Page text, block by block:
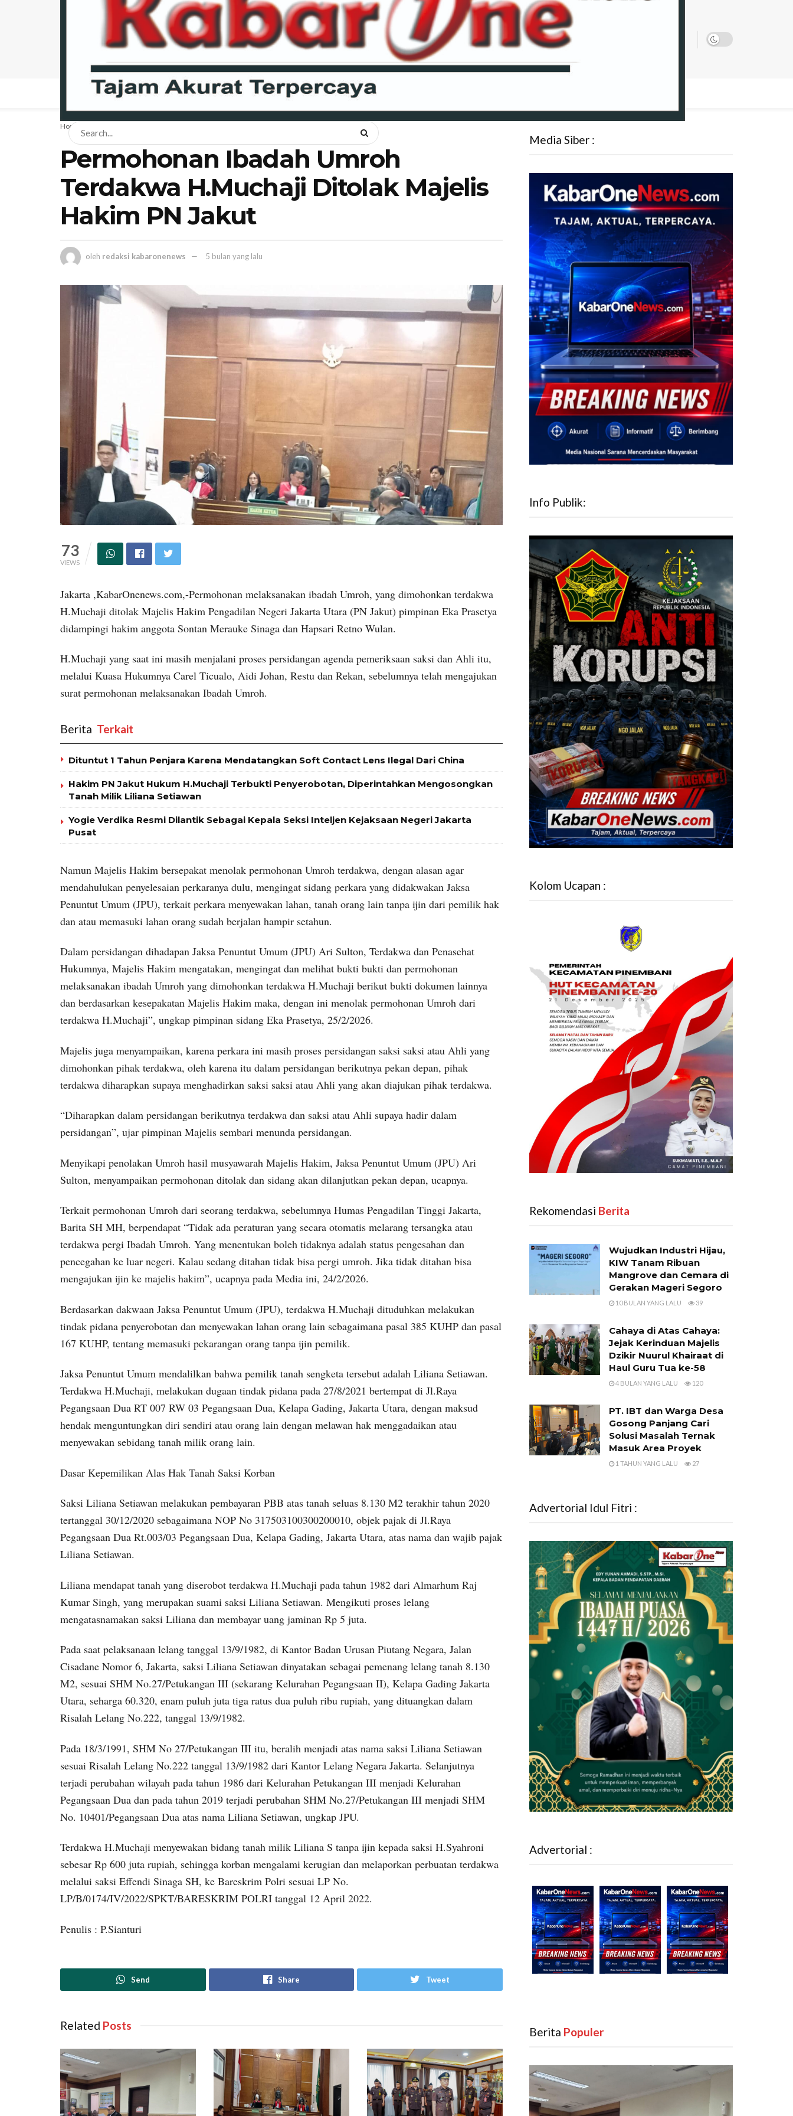
BERANDA NEWS BISNIS EKONOMI HANKAM OPINI HUKUM
Home
Permohonan Ibadah Umroh
Terdakwa H.Muchaji Ditolak Majelis
Hakim PN Jakut
oleh redaksi kabaronenews 5 bulan yang lalu
73
VIEWS
Jakarta ,KabarOnenews.com,-Permohonan melaksanakan ibadah Umroh, yang dimohonkan terdakwa
H.Muchaji ditolak Majelis Hakim Pengadilan Negeri Jakarta Utara (PN Jakut) pimpinan Eka Prasetya
didampingi hakim anggota Sontan Merauke Sinaga dan Hapsari Retno Wulan.
H.Muchaji yang saat ini masih menjalani proses persidangan agenda pemeriksaan saksi dan Ahli itu,
melalui Kuasa Hukumnya Carel Ticualo, Aidi Johan, Restu dan Rekan, sebelumnya telah mengajukan
surat permohonan melaksanakan Ibadah Umroh.
Berita ‎ Terkait
Dituntut 1 Tahun Penjara Karena Mendatangkan Soft Contact Lens Ilegal Dari China
Hakim PN Jakut Hukum H.Muchaji Terbukti Penyerobotan, Diperintahkan Mengosongkan
Tanah Milik Liliana Setiawan
Yogie Verdika Resmi Dilantik Sebagai Kepala Seksi Inteljen Kejaksaan Negeri Jakarta
Pusat
Namun Majelis Hakim bersepakat menolak permohonan Umroh terdakwa, dengan alasan agar
mendahulukan penyelesaian perkaranya dulu, mengingat sidang perkara yang didakwakan Jaksa
Penuntut Umum (JPU), terkait perkara menyewakan lahan, tanah orang lain tanpa ijin dari pemilik hak
dan atau memasuki lahan orang sudah berjalan hampir setahun.
Dalam persidangan dihadapan Jaksa Penuntut Umum (JPU) Ari Sulton, Terdakwa dan Penasehat
Hukumnya, Majelis Hakim mengatakan, mengingat dan melihat bukti bukti dan permohonan
melaksanakan ibadah Umroh yang dimohonkan terdakwa H.Muchaji berikut bukti dokumen lainnya
dan berdasarkan kesepakatan Majelis Hakim maka, dengan ini menolak permohonan Umroh dari
terdakwa H.Muchaji”, ungkap pimpinan sidang Eka Prasetya, 25/2/2026.
Majelis juga menyampaikan, karena perkara ini masih proses persidangan saksi saksi atau Ahli yang
dimohonkan pihak terdakwa, oleh karena itu dalam persidangan berikutnya pekan depan, pihak
terdakwa diharapkan supaya menghadirkan saksi saksi atau Ahli yang akan diajukan pihak terdakwa.
“Diharapkan dalam persidangan berikutnya terdakwa dan saksi atau Ahli supaya hadir dalam
persidangan”, ujar pimpinan Majelis sembari menunda persidangan.
Menyikapi penolakan Umroh hasil musyawarah Majelis Hakim, Jaksa Penuntut Umum (JPU) Ari
Sulton, menyampaikan permohonan ditolak dan sidang akan dilanjutkan pekan depan, ucapnya.
Terkait permohonan Umroh dari seorang terdakwa, sebelumnya Humas Pengadilan Tinggi Jakarta,
Barita SH MH, berpendapat “Tidak ada peraturan yang secara otomatis melarang tersangka atau
terdakwa pergi Ibadah Umroh. Yang menentukan boleh tidaknya adalah status pengesahan dan
pencegahan ke luar negeri. Kalau sedang ditahan tidak bisa pergi umroh. Jika tidak ditahan bisa
mengajukan ijin ke majelis hakim”, ucapnya pada Media ini, 24/2/2026.
Berdasarkan dakwaan Jaksa Penuntut Umum (JPU), terdakwa H.Muchaji dituduhkan melakukan
tindak pidana penyerobotan dan menyewakan lahan orang lain sebagaimana pasal 385 KUHP dan pasal
167 KUHP, tentang memasuki pekarangan orang tanpa ijin pemilik.
Jaksa Penuntut Umum mendalilkan bahwa pemilik tanah sengketa tersebut adalah Liliana Setiawan.
Terdakwa H.Muchaji, melakukan dugaan tindak pidana pada 27/8/2021 bertempat di Jl.Raya
Pegangsaan Dua RT 007 RW 03 Pegangsaan Dua, Kelapa Gading, Jakarta Utara, dengan maksud
hendak menguntungkan diri sendiri atau orang lain dengan melawan hak menggadaikan atau
menyewakan sebidang tanah milik orang lain.
Dasar Kepemilikan Alas Hak Tanah Saksi Korban
Saksi Liliana Setiawan melakukan pembayaran PBB atas tanah seluas 8.130 M2 terakhir tahun 2020
tertanggal 30/12/2020 sebagaimana NOP No 317503100300200010, objek pajak di Jl.Raya
Pegangsaan Dua Rt.003/03 Pegangsaan Dua, Kelapa Gading, Jakarta Utara, atas nama dan wajib pajak
Liliana Setiawan.
Liliana mendapat tanah yang diserobot terdakwa H.Muchaji pada tahun 1982 dari Almarhum Raj
Kumar Singh, yang merupakan suami saksi Liliana Setiawan. Mengikuti proses lelang
mengatasnamakan saksi Liliana dan membayar uang jaminan Rp 5 juta.
Pada saat pelaksanaan lelang tanggal 13/9/1982, di Kantor Badan Urusan Piutang Negara, Jalan
Cisadane Nomor 6, Jakarta, saksi Liliana Setiawan dinyatakan sebagai pemenang lelang tanah 8.130
M2, sesuai SHM No.27/Petukangan III (sekarang Kelurahan Pegangsaan II), Kelapa Gading Jakarta
Utara, seharga 60.320, enam puluh juta tiga ratus dua puluh ribu rupiah, yang dituangkan dalam
Risalah Lelang No.222, tanggal 13/9/1982.
Pada 18/3/1991, SHM No 27/Petukangan III itu, beralih menjadi atas nama saksi Liliana Setiawan
sesuai Risalah Lelang No.222 tanggal 13/9/1982 dari Kantor Lelang Negara Jakarta. Selanjutnya
terjadi perubahan wilayah pada tahun 1986 dari Kelurahan Petukangan III menjadi Kelurahan
Pegangsaan Dua dan pada tahun 2019 terjadi perubahan SHM No.27/Petukangan III menjadi SHM
No. 10401/Pegangsaan Dua atas nama Liliana Setiawan, ungkap JPU.
Terdakwa H.Muchaji menyewakan bidang tanah milik Liliana S tanpa ijin kepada saksi H.Syahroni
sebesar Rp 600 juta rupiah, sehingga korban mengalami kerugian dan melaporkan perbuatan terdakwa
melalui saksi Effendi Sinaga SH, ke Bareskrim Polri sesuai LP No.
LP/B/0174/IV/2022/SPKT/BARESKRIM POLRI tanggal 12 April 2022.
Penulis : P.Sianturi
Send Share Tweet
Related ‎ Posts
Media Siber :
Info Publik:
Kolom Ucapan :
Rekomendasi ‎ Berita
Wujudkan Industri Hijau,
KIW Tanam Ribuan
Mangrove dan Cemara di
Gerakan Mageri Segoro
10 BULAN YANG LALU 39
Cahaya di Atas Cahaya:
Jejak Kerinduan Majelis
Dzikir Nuurul Khairaat di
Haul Guru Tua ke-58
4 BULAN YANG LALU 120
PT. IBT dan Warga Desa
Gosong Panjang Cari
Solusi Masalah Ternak
Masuk Area Proyek
1 TAHUN YANG LALU 27
Advertorial Idul Fitri :
Advertorial :
Berita ‎ Populer